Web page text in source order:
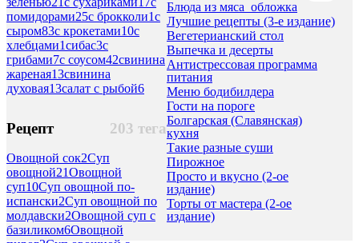
помидорами25с брокколи1с
сыром83с крокетами10с
хлебцами1сибас3с
грибами7с соусом42свинина
жареная13свинина
духовая13салат с рыбой6
203 тега
Рецепт
Овощной сок2Суп
овощной21Овощной
суп10Суп овощной по-
испански2Суп овощной по
молдавски2Овощной суп с
базиликом6Овощной
Блюда из мяса_обложка
Лучшие рецепты (3-е издание)
Вегетерианский стол
Выпечка и десерты
Антистрессовая программа
питания
Меню бодибилдера
Гости на пороге
Болгарская (Славянская)
кухня
Такие разные суши
Пирожное
Просто и вкусно (2-ое
издание)
Торты от мастера (2-ое
издание)